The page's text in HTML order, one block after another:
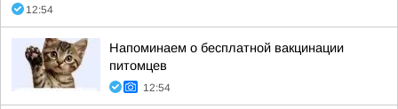
12:54
Напоминаем о бесплатной вакцинации
питомцев
12:54